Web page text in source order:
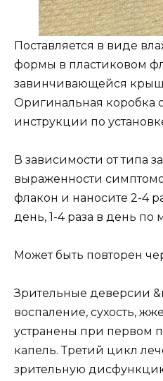
Поставляется в виде
формы в пластиковом
завинчивающейся
Оригинальная коробка
инструкции по
В зависимости от типа
выраженности
флакон и наносите 2-4
день, 1-4 раза в день по
Может быть повторен
Зрительные деверсии
воспаление, сухость,
устранены при первом
капель. Третий цикл
зрительную